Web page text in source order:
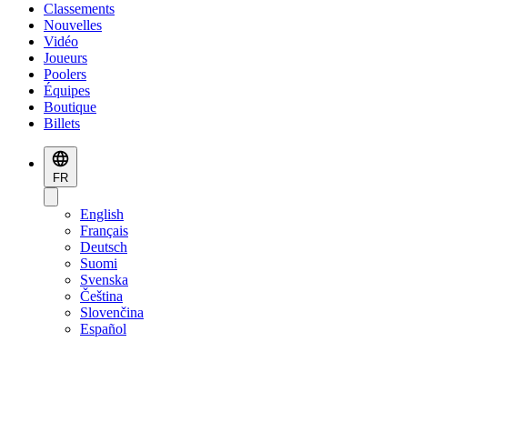
Classements
Nouvelles
Vidéo
Joueurs
Poolers
Équipes
Boutique
Billets
FR
English
Français
Deutsch
Suomi
Svenska
Čeština
Slovenčina
Español